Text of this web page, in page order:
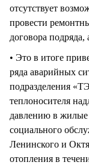
отсутствует
провести
договора подряда,
• Это в итоге
ряда аварийных
подразделения
теплоносителя
давлению в жилые
социального
Ленинского и
отопления в